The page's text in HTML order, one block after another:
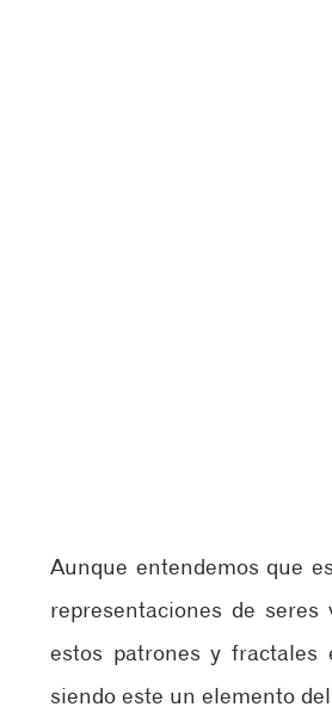
Aunque entendemos que
representaciones de
estos patrones y fractales
siendo este un elemento